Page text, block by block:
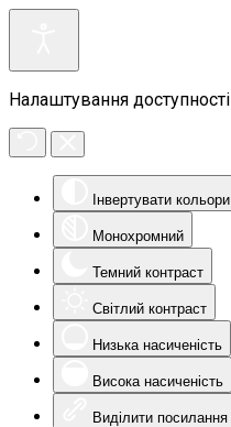
Налаштування доступності
Інвертувати кольори
Монохромний
Темний контраст
Світлий контраст
Низька насиченість
Висока насиченість
Виділити посилання